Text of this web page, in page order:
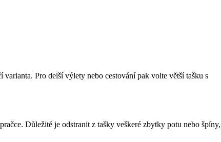
Pro delší výlety nebo cestování pak volte větší tašku s
Důležité je odstranit z tašky veškeré zbytky potu nebo špíny,